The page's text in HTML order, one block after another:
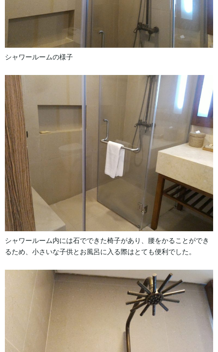
シャワールームの様子
シャワールーム内には石でできた椅子があり、腰をかることができ
るため、小さいな子供とお風呂に入る際はとても便利でした。